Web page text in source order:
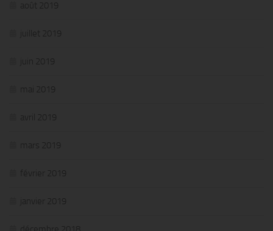
août 2019
juillet 2019
juin 2019
mai 2019
avril 2019
mars 2019
février 2019
janvier 2019